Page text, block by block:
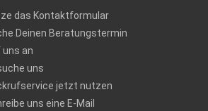
das Kontaktformular
Deinen Beratungstermin
uns an
uns
jetzt nutzen
uns eine E-Mail